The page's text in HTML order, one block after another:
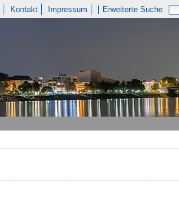
Kontakt Impressum Erweiterte Suche